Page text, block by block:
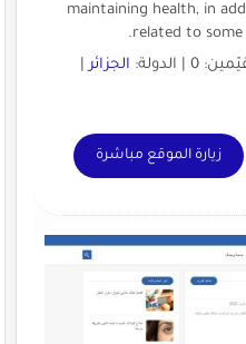
maintaining health, in
related to some
الجزائر|
زيارة الموقع مباشرة